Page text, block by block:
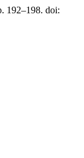
192–198. doi: